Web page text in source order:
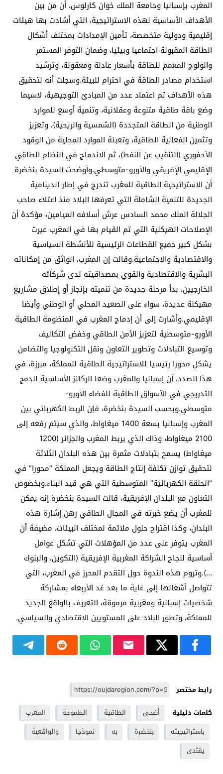
المغرب بإسبانيا وجامعة الملك خوان كارلوس، أن من بين
الأهداف الأساسية لهذه الاستراتيجية، التي أشادت بها هيئات
إقليمية ودولية متخصصة، تأمين الإمدادات بمختلف أشكال
الطاقة المقبولة اجتماعيا وبيئيا، وضمان التوفر المستمر
والولوج المعمم للطاقة بأسعار عادلة ومعقولة، وترشيد
استخدام مصادر الطاقة في احترام للبيئة.وسجلت أنه لتحقيق
هذه الأهداف تم اعتماد عدد من المبادئ التوجيهية، لاسيما
وضع باقة طاقية متنوعة وعقلانية، وتنمية أوسع للموارد
الوطنية من الطاقة المتجددة (الشمسية والريحية)، وتعزيز
وتثمين الفعالية الطاقية، وتعبئة الموارد المحلية من الوقود
الأحفوري (التنقيب عن النفط)، ثم الاندماج في النظام الطاقي
الإقليمي الإفريقي والأورو-متوسطي.وأوضحت السيدة بنخضرة
أن الاستراتيجية الطاقية للمغرب تندرج في إطار الدينامية
الجديدة للتنمية الشاملة التي تعرفها البلاد منذ اعتلاء صاحب
الجلالة الملك محمد السادس عرش أسلافه الميامين، مؤكدة أن
الإصلاحات الهيكلية التي تم القيام بها في المغرب غيرت
بشكل كبير جميع القطاعات الرئيسية للأنشطة السياسية
والاقتصادية والاجتماعية.وقالت إن المغرب، الواثق من إمكاناته
البشرية والاقتصادية والقوي بمصداقيته لدى شركائه
الخارجيين، بدأ مرحلة جديدة من تنميته بإنجاز أو إطلاق مشاريع
مهيكلة عديدة، سواء على الصعيد المحلي أو الوطني وأيضا
الإقليمي.وأشارت إلى أن إدماج المغرب في المنظومة الطاقية
الأورو-متوسطية لتعزيز الأمن الطاقي وخفض التكاليف
وتوسيع التبادلات وتطوير التعاون ونقل التكنولوجيا والتضامن
يشكل محورا رئيسيا للاستراتيجية الطاقية للمملكة، مبرزة، في
هذا الصدد، أن إسبانيا والمغرب وضعا الركائز الأساسية للدمج
التدريجي في الأسواق الطاقية للفضاء الأورو-
متوسطي.وبحسب السيدة بنخضرة، فإن الربط الكهربائي بين
المغرب وإسبانيا بسعة 1400 ميغاواط، والذي سيتم رفعه إلى
2100 ميغاواط، وذاك الذي يربط المغرب والجزائر (1200
ميغاواط) يسمح بتبادلات مثمرة بين هذه البلدان الثلاثة
لتحقيق توازن تكلفة إنتاج الطاقة ويجعل المملكة “محورا” في
“الحلقة الكهربائية” المتوسطية التي هي قيد البناء.وبخصوص
التعاون مع البلدان الإفريقية، قالت السيدة بنخضرة إنه يمكن
للمغرب أن يضع خبرته في المجال الطاقي رهن إشارة هذه
البلدان، وكذا اقتراح حلول ملائمة لمختلف البيئات، مضيفة أن
المغرب يتوفر على عدد من المؤهلات التي تشكل عوامل
أساسية لنجاح الشراكة المغربية الإفريقية (التكوين، والبنوك
…).وتروم هذه الندوة حول التقدم المحرز في المغرب، التي
تتواصل أشغالها إلى غاية ما بعد غد الأربعاء بمشاركة
شخصيات إسبانية ومغربية مرموقة، التعريف بالواقع الجديد
للمملكة، وتطور البلاد على المستويين الاقتصادي والسياسي.
رابط مختصر
كلمات دليلية
أضحى الطاقية الطموحة
المغرب
باستراتيجيته
بنخضرة به نموذجا
والواقعية
يقتدى